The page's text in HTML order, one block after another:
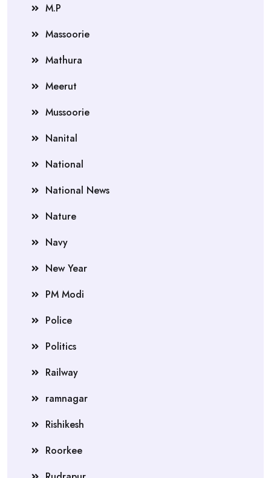
M.P
Massoorie
Mathura
Meerut
Mussoorie
Nanital
National
National News
Nature
Navy
New Year
PM Modi
Police
Politics
Railway
ramnagar
Rishikesh
Roorkee